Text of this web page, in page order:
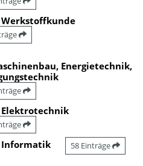
Werkstoffkunde
Energietechnik,
Elektrotechnik
Informatik 58 Einträge